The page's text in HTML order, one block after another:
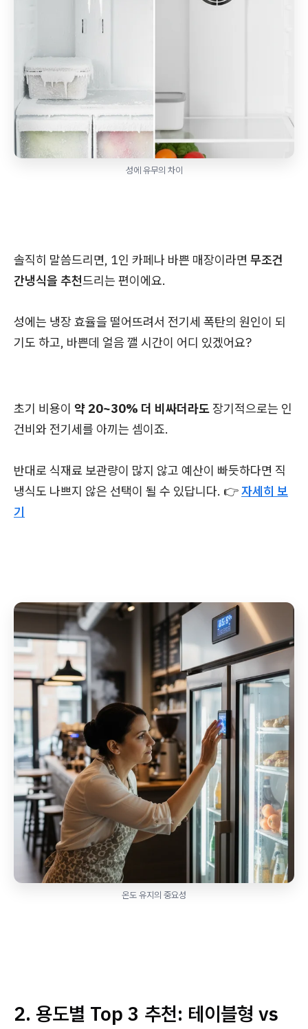
성에 유무의 차이
솔직히 말씀드리면, 1인 카페나 바쁜 매장이라면 무조건
간냉식을 추천드리는 편이에요.
성에는 냉장 효율을 떨어뜨려서 전기세 폭탄의 원인이 되
기도 하고, 바쁜데 얼음 깰 시간이 어디 있겠어요?
초기 비용이 약 20~30% 더 비싸더라도 장기적으로는 인
건비와 전기세를 아끼는 셈이죠.
반대로 식재료 보관량이 많지 않고 예산이 빠듯하다면 직
냉식도 나쁘지 않은 선택이 될 수 있답니다. 👉자세히 보
기
온도 유지의 중요성
2. 용도별 Top 3 추천: 테이블형 vs